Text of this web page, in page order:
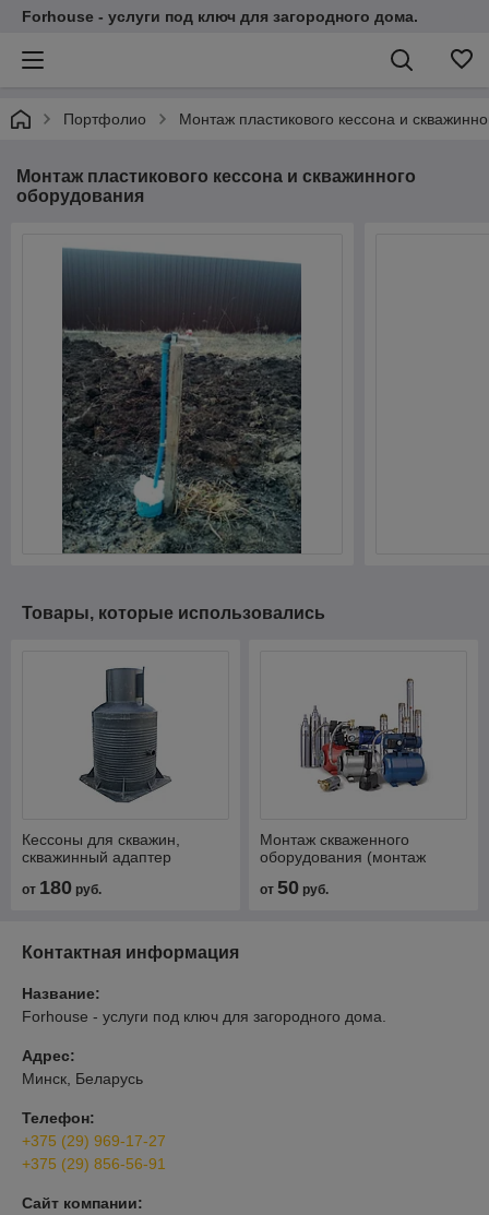
Forhouse - услуги под ключ для загородного дома.
Портфолио Монтаж пластикового кессона и
Монтаж пластикового кессона и скважинного
оборудования
Товары, которые использовались
Кессоны для скважин,
скважинный адаптер
бетон)
от 180 руб.
Монтаж скваженного
оборудования (монтаж
от50 руб.
Контактная информация
Название:
Forhouse - услуги под ключ для загородного дома.
Адрес:
Минск, Беларусь
Телефон:
+375 (29) 969-17-27
+375 (29) 856-56-91
Сайт компании: